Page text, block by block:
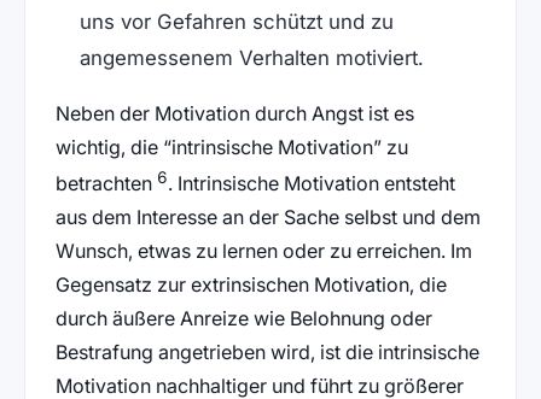
uns vor Gefahren schützt und zu
angemessenem Verhalten motiviert.
Neben der Motivation durch Angst ist es
wichtig, die “intrinsische Motivation” zu
betrachten 6. Intrinsische Motivation entsteht
aus dem Interesse an der Sache selbst und dem
Wunsch, etwas zu lernen oder zu erreichen. Im
Gegensatz zur extrinsischen Motivation, die
durch äußere Anreize wie Belohnung oder
Bestrafung angetrieben wird, ist die intrinsische
Motivation nachhaltiger und führt zu größerer